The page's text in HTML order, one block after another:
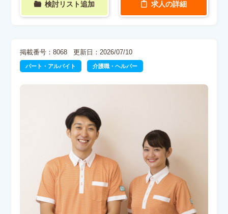
検討リスト追加 求人の詳細
掲載番号：8068 更新日：2026/07/10
パート・アルバイト 介護職・ヘルパー